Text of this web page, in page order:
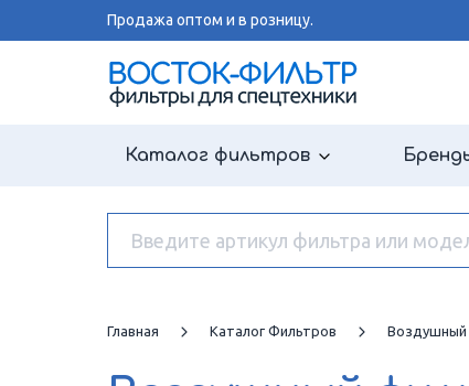
Продажа оптом и в розницу.
Каталог фильтров
Главная Каталог Фильтров Воздушный